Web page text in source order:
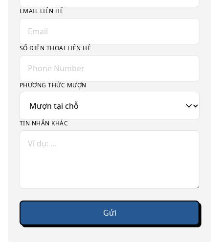
EMAIL LIÊN HỆ
SỐ ĐIỆN THOẠI LIÊN HỆ
PHƯƠNG THỨC MƯỢN
TIN NHẮN KHÁC